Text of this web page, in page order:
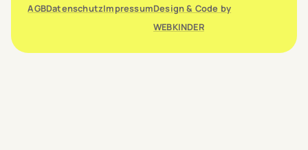
AGBDatenschutzImpressumDesign & Code by
WEBKINDER